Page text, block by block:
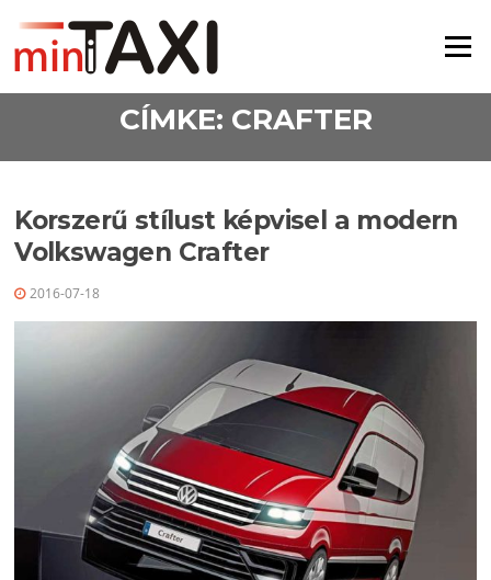
Menü
CÍMKE: CRAFTER
Korszerű stílust képvisel a modern
Volkswagen Crafter
2016-07-18